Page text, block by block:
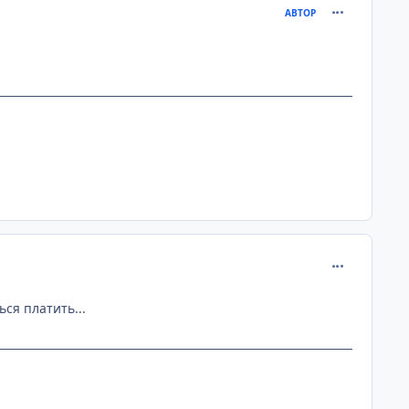
АВТОР
платить...